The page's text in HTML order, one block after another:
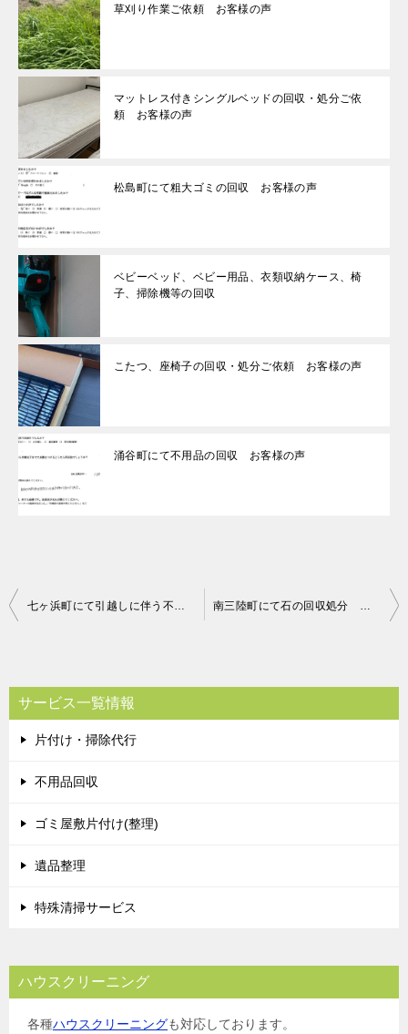
草刈り作業ご依頼 お客様の声
マットレス付きシングルベッドの回収・処分ご依
頼 お客様の声
松島町にて粗大ゴミの回収 お客様の声
ベビーベッド、ベビー用品、衣類収納ケース、椅
子、掃除機等の回収
こたつ、座椅子の回収・処分ご依頼 お客様の声
涌谷町にて不用品の回収 お客様の声
投
ビ
ゲ
ー
シ
七ヶ浜町にて引越しに伴う不用品の回収処分 お客様の声 南三陸町にて石の回収処分 お客様の声
サービス一覧情報
片付け・掃除代行
不用品回収
ゴミ屋敷片付け(整理)
遺品整理
特殊清掃サービス
ハウスクリーニング
各種ハウスクリーニングも対応しております。